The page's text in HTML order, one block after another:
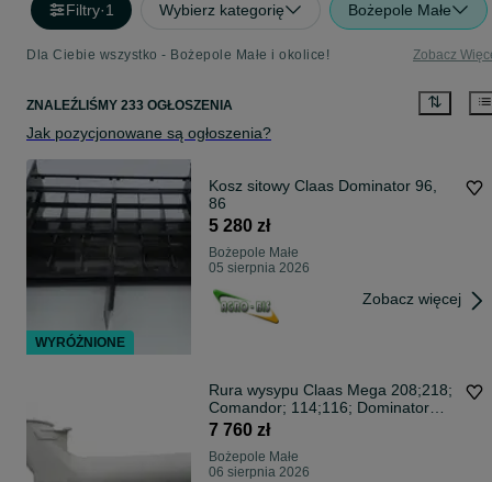
Filtry·1 Wybierz kategorię Bożepole Małe
Dla Ciebie wszystko - Bożepole Małe i okolice! Zobacz
ZNALEŹLIŚMY 233 OGŁOSZENIA
Jak pozycjonowane są ogłoszenia?
Kosz sitowy Claas Dominator 96,
86
5 280 zł
Bożepole Małe
05 sierpnia 2026
Zobacz więcej
Rura wysypu Claas Mega 208;218;
Comandor; 114;116; Dominator
108;118
7 760 zł
Bożepole Małe
06 sierpnia 2026
WYRÓŻNIONE